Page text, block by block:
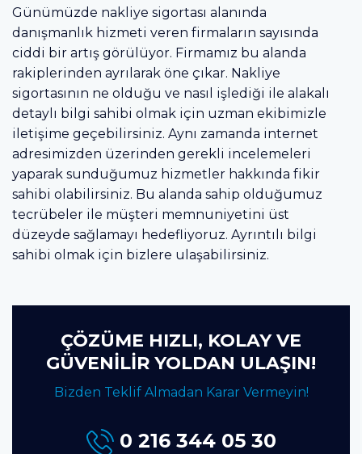
Günümüzde nakliye sigortası alanında
danışmanlık hizmeti veren firmaların sayısında
ciddi bir artış görülüyor. Firmamız bu alanda
rakiplerinden ayrılarak öne çıkar. Nakliye
sigortasının ne olduğu ve nasıl işlediği ile alakalı
detaylı bilgi sahibi olmak için uzman ekibimizle
iletişime geçebilirsiniz. Aynı zamanda internet
adresimizden üzerinden gerekli incelemeleri
yaparak sunduğumuz hizmetler hakkında fikir
sahibi olabilirsiniz. Bu alanda sahip olduğumuz
tecrübeler ile müşteri memnuniyetini üst
düzeyde sağlamayı hedefliyoruz. Ayrıntılı bilgi
sahibi olmak için bizlere ulaşabilirsiniz.
ÇÖZÜME HIZLI, KOLAY VE
GÜVENİLİR YOLDAN ULAŞIN!
Bizden Teklif Almadan Karar Vermeyin!
0 216 344 05 30